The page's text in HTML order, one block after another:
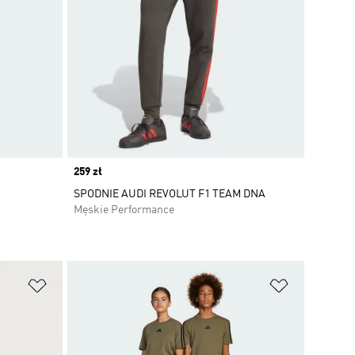
Price
259 zł
SPODNIE AUDI REVOLUT F1 TEAM DNA
Męskie Performance